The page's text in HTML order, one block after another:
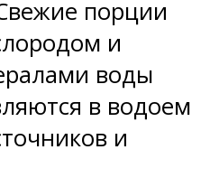
порции
и
воды
в водоем
и